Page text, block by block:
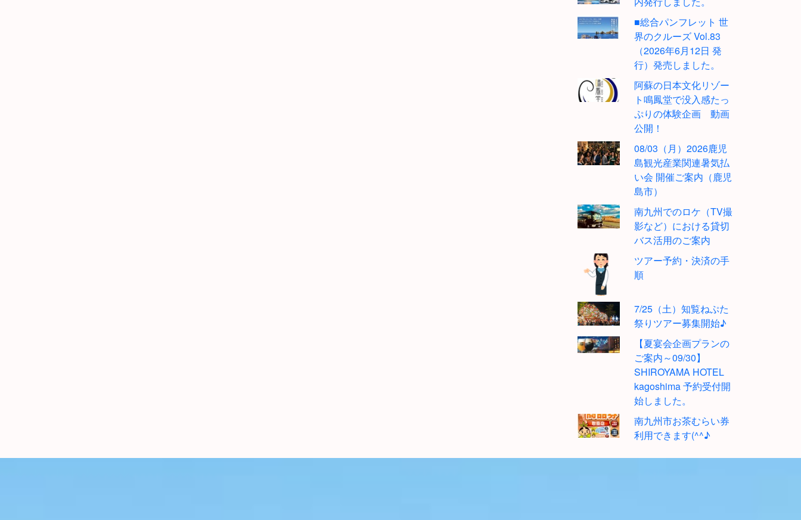
■総合パンフレット 世
界のクルーズ Vol.83
（2026年6月12日 発
行）発売しました。
阿蘇の日本文化リゾー
ト鳴鳳堂で没入感たっ
ぷりの体験企画 動画
公開！
08/03（月）2026鹿児
島観光産業関連暑気払
い会 開催ご案内（鹿児
島市）
南九州でのロケ（TV撮
影など）における貸切
バス活用のご案内
ツアー予約・決済の手
順
7/25（土）知覧ねぷた
祭りツアー募集開始♪
【夏宴会企画プランの
ご案内～09/30】
SHIROYAMA HOTEL
kagoshima 予約受付開
始しました。
南九州市お茶むらい券
利用できます(^^♪